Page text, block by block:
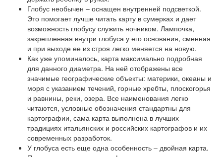
Глобус необычен – оснащен внутренней подсветкой.
Это помогает лучше читать карту в сумерках и дает
возможность глобусу служить ночником. Лампочка,
закрепленная внутри глобуса у его основания, сменная
и при выходе ее из строя легко меняется на новую.
Как уже упоминалось, карта максимально подробная
для данного диаметра. На ней отображены все
значимые географические объекты: материки, океаны и
моря с указанием течений, горные хребты, плоскогорья
и равнины, реки, озера. Все наименования легко
читаются, условные обозначения стандартны для
картографии, сама карта выполнена в лучших
традициях итальянских и российских картографов и их
современных разработок.
У глобуса есть еще одна особенность – двойная карта.